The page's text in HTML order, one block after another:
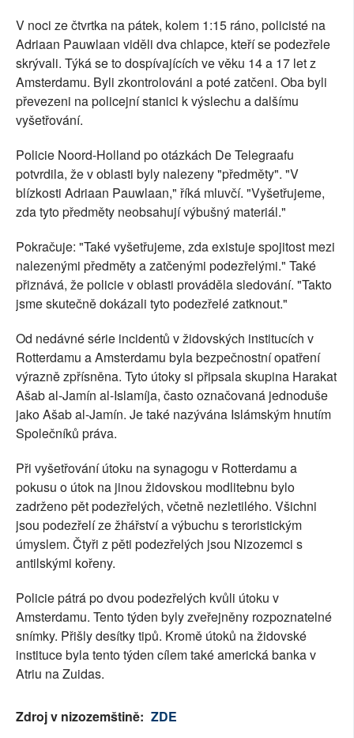
V noci ze čtvrtka na pátek, kolem 1:15 ráno, policisté na
Adriaan Pauwlaan viděli dva chlapce, kteří se podezřele
skrývali. Týká se to dospívajících ve věku 14 a 17 let z
Amsterdamu. Byli zkontrolováni a poté zatčeni. Oba byli
převezeni na policejní stanici k výslechu a dalšímu
vyšetřování.
Policie Noord-Holland po otázkách De Telegraafu
potvrdila, že v oblasti byly nalezeny "předměty". "V
blízkosti Adriaan Pauwlaan," říká mluvčí. "Vyšetřujeme,
zda tyto předměty neobsahují výbušný materiál."
Pokračuje: "Také vyšetřujeme, zda existuje spojitost mezi
nalezenými předměty a zatčenými podezřelými." Také
přiznává, že policie v oblasti prováděla sledování. "Takto
jsme skutečně dokázali tyto podezřelé zatknout."
Od nedávné série incidentů v židovských institucích v
Rotterdamu a Amsterdamu byla bezpečnostní opatření
výrazně zpřísněna. Tyto útoky si připsala skupina Harakat
Ašab al-Jamín al-Islamíja, často označovaná jednoduše
jako Ašab al-Jamín. Je také nazývána Islámským hnutím
Společníků práva.
Při vyšetřování útoku na synagogu v Rotterdamu a
pokusu o útok na jinou židovskou modlitebnu bylo
zadrženo pět podezřelých, včetně nezletilého. Všichni
jsou podezřelí ze žhářství a výbuchu s teroristickým
úmyslem. Čtyři z pěti podezřelých jsou Nizozemci s
antilskými kořeny.
Policie pátrá po dvou podezřelých kvůli útoku v
Amsterdamu. Tento týden byly zveřejněny rozpoznatelné
snímky. Přišly desítky tipů. Kromě útoků na židovské
instituce byla tento týden cílem také americká banka v
Atriu na Zuidas.
Zdroj v nizozemštině: ZDE